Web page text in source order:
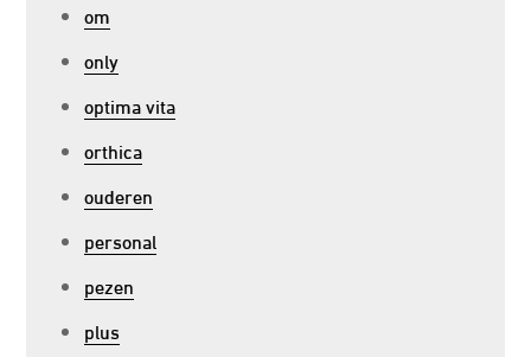
om
only
optima vita
orthica
ouderen
personal
pezen
plus